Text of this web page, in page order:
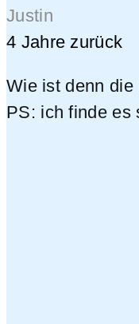
Justin
4 Jahre zurück
Wie ist denn
PS: ich finde es